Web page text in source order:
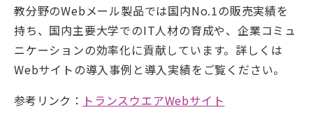
教分野のWebメール製品では国内No.1の販売実績を
持ち、国内主要大学でのIT人材の育成や、企業コミュ
ニケーションの効率化に貢献しています。詳しくは
Webサイトの導入事例と導入実績をご覧ください。
参考リンク： トランスウエアWebサイト